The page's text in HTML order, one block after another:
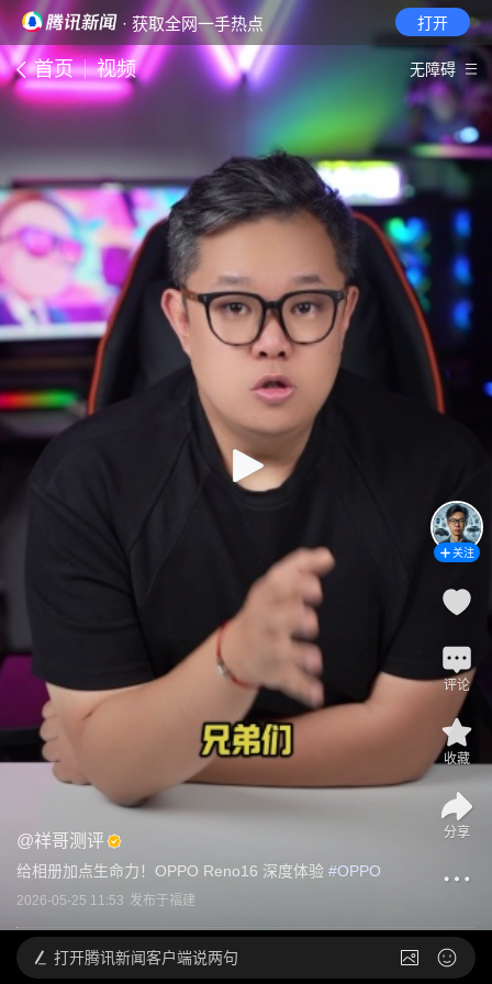
· 获取全网一手热点 打开
首页 视频 无障碍
@祥哥测评
给相册加点生命力！OPPO Reno16 深度体验 #OPPO
2026-05-25 11:53 发布于福建
关注
评论
收藏
分享
打开腾讯新闻客户端说两句